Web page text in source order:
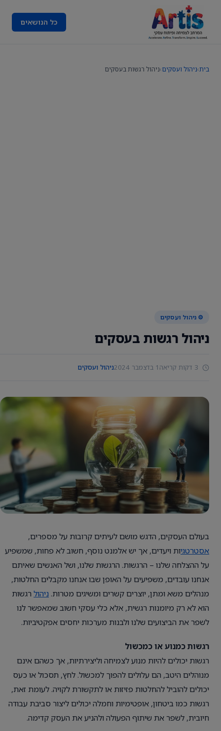
כל הנושאים
בית›ניהול ועסקים›ניהול רגשות בעסקים
⚙️ ניהול ועסקים
ניהול רגשות בעסקים
1 בדצמבר 2024 ניהול ועסקים
בעולם העסקים, הדגש מושם לעיתים קרובות על מספרים,
אסטרטגיות ויעדים, אך יש אלמנט נוסף, חשוב לא פחות, שמשפיע
על ההצלחה שלנו – הרגשות. הרגשות שלנו, ושל האנשים שאיתם
אנחנו עובדים, משפיעים על האופן שבו אנחנו מקבלים החלטות,
מנהלים משא ומתן, יוצרים קשרים ומשיגים מטרות. ניהול רגשות
הוא לא רק מיומנות רגשית, אלא כלי עסקי חשוב שמאפשר לנו
לשפר את הביצועים שלנו ולבנות מערכות יחסים אפקטיביות.
רגשות כמנוע או כמכשול
רגשות יכולים להיות מנוע לצמיחה וליצירתיות, אך כשהם אינם
מנוהלים היטב, הם עלולים להפוך למכשול. לחץ, תסכול או כעס
יכולים להוביל להחלטות פזיזות או לתקשורת לקויה. לעומת זאת,
רגשות כמו ביטחון, אופטימיות וחמלה יכולים ליצור סביבת עבודה
חיובית, לשפר את שיתוף הפעולה ולהניע את העסק קדימה.